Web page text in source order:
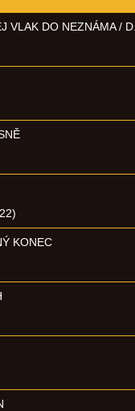
VLAK DO NEZNÁMA /
KONEC